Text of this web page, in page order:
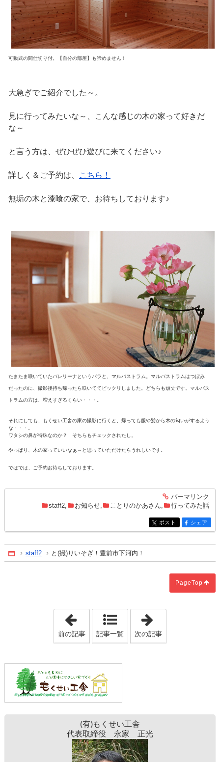
可動式の間仕切り付。【自分の部屋】も諦めません！
大急ぎでご紹介でした～。
見に行ってみたいな～、こんな感じの木の家って好きだ
な～
と言う方は、ぜひぜひ遊びに来てください♪
詳しく＆ご予約は、 こちら！
無垢の木と漆喰の家で、お待ちしております♪
たまたま咲いていたバレリーナというバラと、マルバストラム。マルバストラムはつぼみ
だったのに、撮影後持ち帰ったら咲いててビックリしました。どちらも頑丈です。マルバス
トラムの方は、増えすぎるくらい・・・。
それにしても、もくせい工舎の家の撮影に行くと、帰っても服や髪から木の匂いがするよう
な・・・。
ワタシの鼻が特殊なのか？ そちらもチェックされたし。
やっぱり、木の家っていいなぁ～と思っていただけたらうれしいです。
ではでは、ご予約お待ちしております。
entry1381
パーマリンク
staff2
お知らせ ことりのかあさん 行ってみた話
entry1381
ポスト entry1381
シェア
Home
staff2 と(撮)りいそぎ！豊前市下河内！
PageTop
完成見学会と、うそぶく場所
前の記事 記事一覧 次の記事
(有)もくせい工舎
代表取締役 永家 正光